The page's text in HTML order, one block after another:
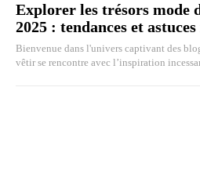
Explorer les trésors mode
2025 : tendances et
Bienvenue dans l'univers captivant des
vêtir se rencontre avec l’inspiration